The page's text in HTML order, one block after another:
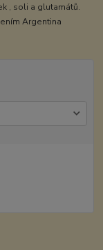
, soli a glutamátů.
Argentina